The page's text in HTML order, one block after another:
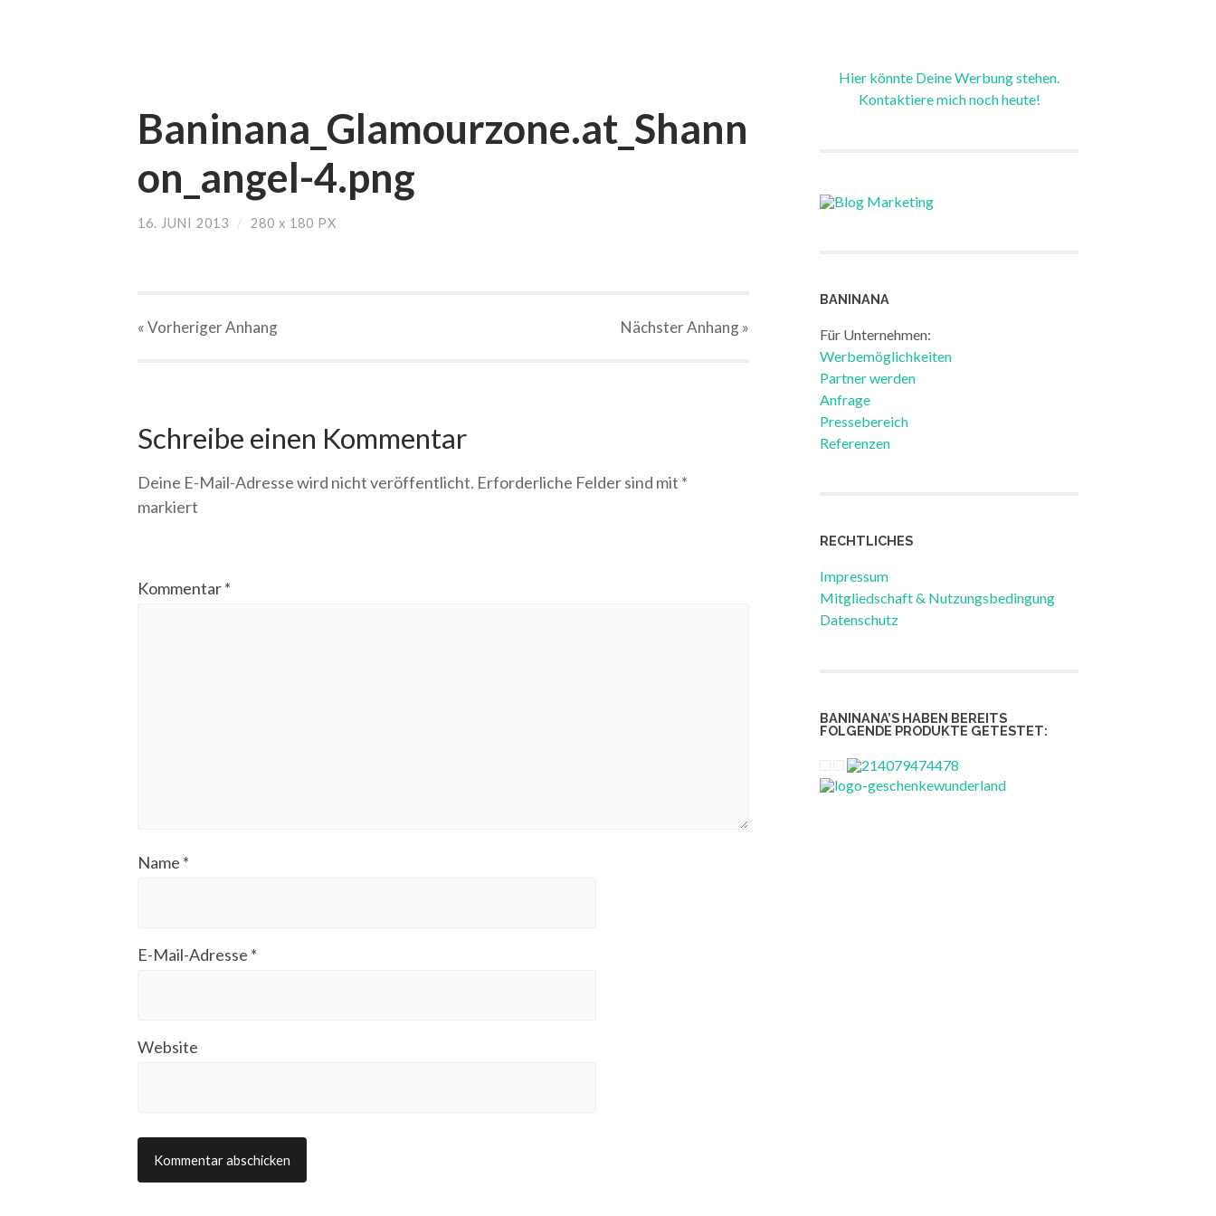
Baninana_Glamourzone.at_Shann
on_angel-4.png
16. JUNI 2013 / 280 x 180 PX
« VorherigerAnhang NächsterAnhang»
Schreibe einen Kommentar
Deine E-Mail-Adresse wird nicht veröffentlicht. Erforderliche Felder sind mit *
markiert
Kommentar*
Name *
E-Mail-Adresse *
Website
Hier könnte Deine Werbung stehen.
Kontaktiere mich noch heute!
BANINANA
Für Unternehmen:
Werbemöglichkeiten
Partner werden
Anfrage
Pressebereich
Referenzen
RECHTLICHES
Impressum
Mitgliedschaft & Nutzungsbedingung
Datenschutz
BANINANA’S HABEN BEREITS
FOLGENDE PRODUKTE GETESTET: